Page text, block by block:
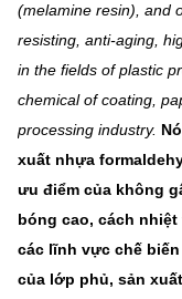
(melamine resin), and
resisting, anti-aging,
in the fields of plastic
chemical of coating,
processing industry.
xuất nhựa
ưu điểm của không
bóng cao, cách
các lĩnh vực chế
của lớp phủ, sản